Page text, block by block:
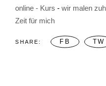
online - Kurs
wir malen
Zeit für mich
SHARE: FB TW